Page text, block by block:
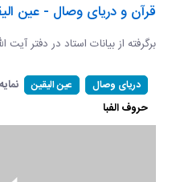
قرآن و دریای وصال - عین
برگرفته از بیانات استاد در دفتر آیت
دریای وصال عین الیقین
حروف الفبا